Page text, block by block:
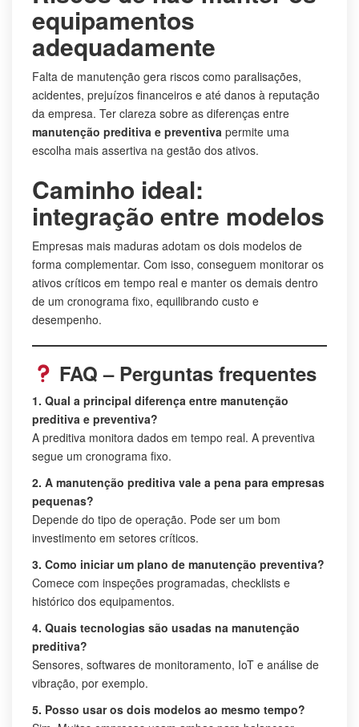
equipamentos
adequadamente
Falta de manutenção gera riscos como paralisações,
acidentes, prejuízos financeiros e até danos à reputação
da empresa. Ter clareza sobre as diferenças entre
manutenção preditiva e preventiva permite uma
escolha mais assertiva na gestão dos ativos.
Caminho ideal:
integração entre modelos
Empresas mais maduras adotam os dois modelos de
forma complementar. Com isso, conseguem monitorar os
ativos críticos em tempo real e manter os demais dentro
de um cronograma fixo, equilibrando custo e
desempenho.
FAQ – Perguntas frequentes
1. Qual a principal diferença entre manutenção
preditiva e preventiva?
A preditiva monitora dados em tempo real. A preventiva
segue um cronograma fixo.
2. A manutenção preditiva vale a pena para empresas
pequenas?
Depende do tipo de operação. Pode ser um bom
investimento em setores críticos.
3. Como iniciar um plano de manutenção preventiva?
Comece com inspeções programadas, checklists e
histórico dos equipamentos.
4. Quais tecnologias são usadas na manutenção
preditiva?
Sensores, softwares de monitoramento, IoT e análise de
vibração, por exemplo.
5. Posso usar os dois modelos ao mesmo tempo?